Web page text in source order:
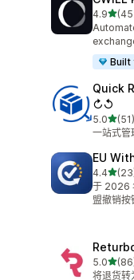
4.9星（
总共 452
Built
Quick
↻↺
5.0星（(51)
总共 51
一站式管
EU
4.4星（
总共 23
于 2026
盟撤销按
5.0星（
总共 86
将退货转